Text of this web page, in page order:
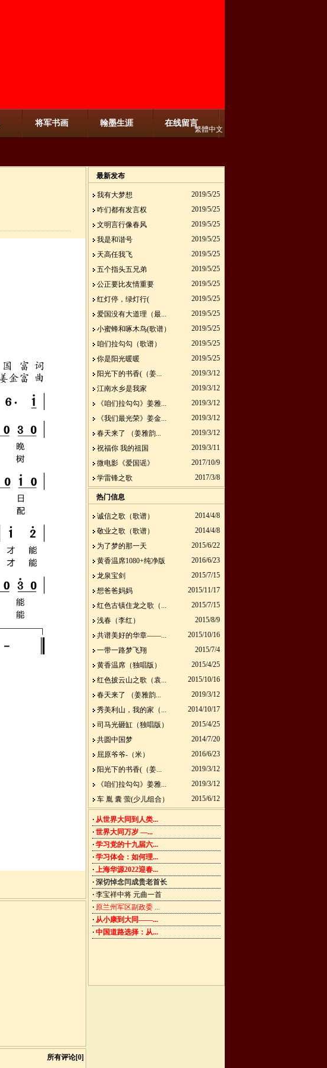
将军书画 翰墨生涯 在线留言
繁體中文
所有评论[0]
最新发布
我有大梦想
2019/5/25
咋们都有发言权
2019/5/25
文明言行像春风
2019/5/25
我是和谐号
2019/5/25
天高任我飞
2019/5/25
五个指头五兄弟
2019/5/25
公正要比友情重要
2019/5/25
红灯停，绿灯行(
2019/5/25
爱国没有大道理（最...
2019/5/25
小蜜蜂和啄木鸟(歌谱）
2019/5/25
咱们拉勾勾（歌谱）
2019/5/25
你是阳光暖暖
2019/5/25
阳光下的书香(（姜...
2019/3/12
江南水乡是我家
2019/3/12
《咱们拉勾勾》姜雅...
2019/3/12
《我们最光荣》姜金...
2019/3/12
春天来了 （姜雅韵...
2019/3/12
祝福你 我的祖国
2019/3/11
微电影《爱国谣》
2017/10/9
学雷锋之歌
2017/3/8
热门信息
诚信之歌（歌谱）
2014/4/8
敬业之歌（歌谱）
2014/4/8
为了梦的那一天
2015/6/22
黄香温席1080+纯净版
2016/6/23
龙泉宝剑
2015/7/15
想爸爸妈妈
2015/11/17
红色古镇住龙之歌（...
2015/7/15
浅春（李红）
2015/8/9
共谱美好的华章——...
2015/10/16
一带一路梦飞翔
2015/7/4
黄香温席（独唱版）
2015/4/25
红色披云山之歌（袁...
2015/10/16
春天来了 （姜雅韵...
2019/3/12
秀美利山，我的家（...
2014/10/17
司马光砸缸（独唱版）
2015/4/25
共圆中国梦
2014/7/20
屈原爷爷-（米）
2016/6/23
阳光下的书香(（姜...
2019/3/12
《咱们拉勾勾》姜雅...
2019/3/12
车 胤 囊 萤(少儿组合）
2015/6/12
· 从世界大同到人类...
· 世界大同万岁 —...
· 学习党的十九届六...
· 学习体会：如何理...
· 上海华源2022迎春...
· 深切悼念闫成贵老首长
· 李宝祥中将 元曲一首
· 原兰州军区副政委 ...
· 从小康到大同——...
· 中国道路选择：从...